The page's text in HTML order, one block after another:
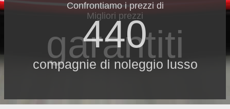
Confrontiamo i prezzi di
440
compagnie di noleggio lusso
Migliori prezzi
garantiti